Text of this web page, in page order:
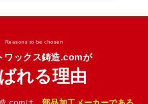
Reasons to be chosen
ワックス鋳造.comが
れる理由